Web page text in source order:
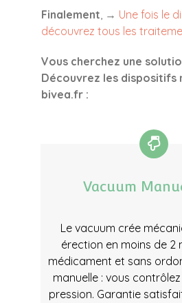
Finalement, → Une fois le
découvrez tous les
Vous cherchez une
Découvrez les dispositifs
bivea.fr :
Vacuum
Le vacuum crée
érection en moins de 2
médicament et sans
manuelle : vous
pression. Garantie